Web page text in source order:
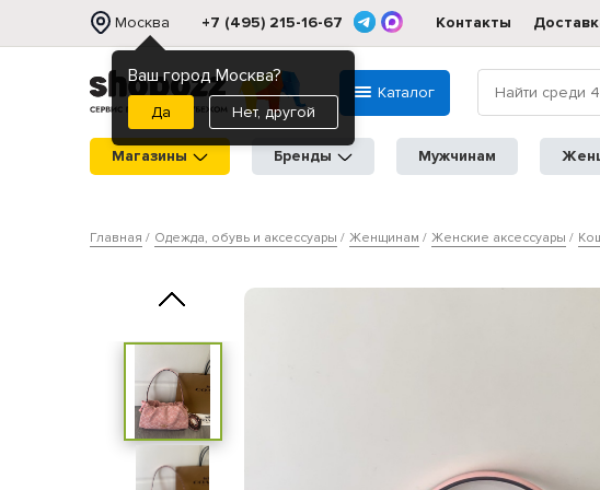
Москва
Ваш город Москва?
Нет, другой
+7 (495) 215-16-67 Контакты
Каталог
Магазины Бренды Мужчинам
Главная Одежда, обувь и аксессуары Женщинам Женские аксессуары